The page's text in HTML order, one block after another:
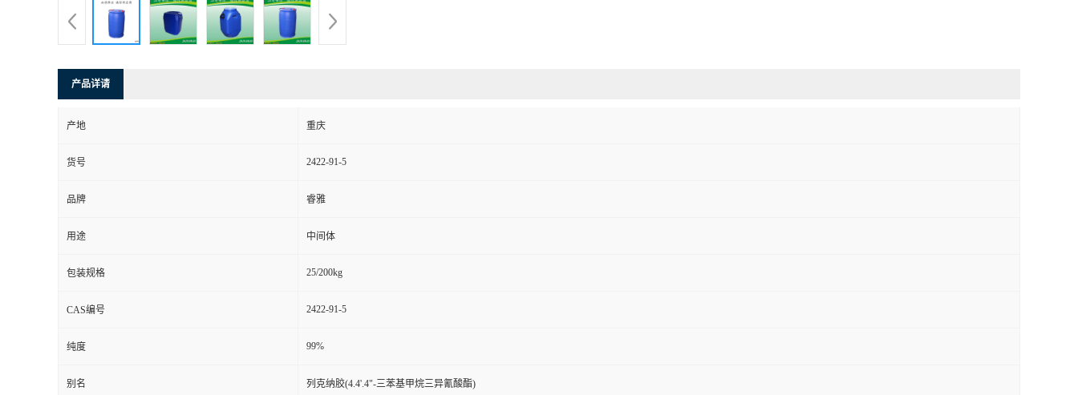
产品详请
产地 重庆
货号 2422-91-5
品牌 睿雅
用途 中间体
包装规格 25/200kg
CAS编号 2422-91-5
纯度 99%
别名 列克纳胶(4.4'.4"-三苯基甲烷三异氰酸酯)